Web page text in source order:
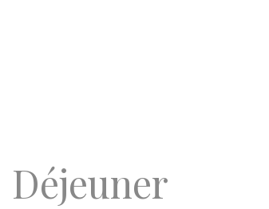
Déjeuner